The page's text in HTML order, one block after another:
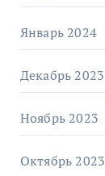
Январь 2024
Декабрь 2023
Ноябрь 2023
Октябрь 2023